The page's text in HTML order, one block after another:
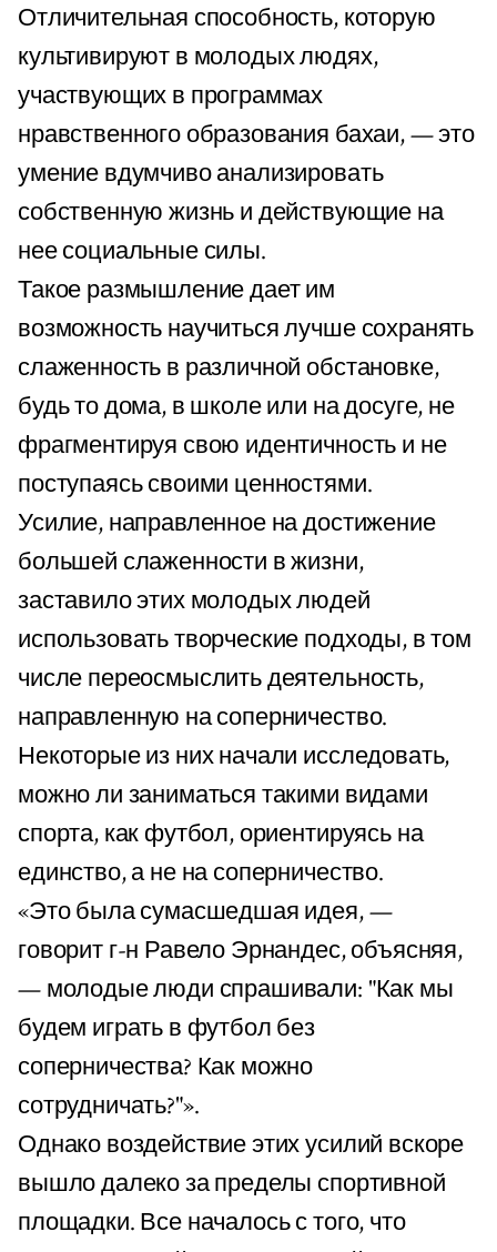
Отличительная способность, которую
культивируют в молодых людях,
участвующих в программах
нравственного образования бахаи, — это
умение вдумчиво анализировать
собственную жизнь и действующие на
нее социальные силы.
Такое размышление дает им
возможность научиться лучше сохранять
слаженность в различной обстановке,
будь то дома, в школе или на досуге, не
фрагментируя свою идентичность и не
поступаясь своими ценностями.
Усилие, направленное на достижение
большей слаженности в жизни,
заставило этих молодых людей
использовать творческие подходы, в том
числе переосмыслить деятельность,
направленную на соперничество.
Некоторые из них начали исследовать,
можно ли заниматься такими видами
спорта, как футбол, ориентируясь на
единство, а не на соперничество.
«Это была сумасшедшая идея, —
говорит г-н Равело Эрнандес, объясняя,
— молодые люди спрашивали: "Как мы
будем играть в футбол без
соперничества? Как можно
сотрудничать?"».
Однако воздействие этих усилий вскоре
вышло далеко за пределы спортивной
площадки. Все началось с того, что